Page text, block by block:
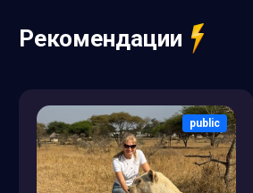
Рекомендации
public